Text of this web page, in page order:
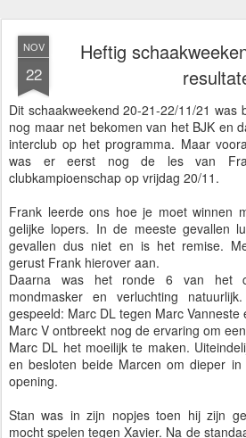
NOV
22
Heftig
Dit schaakweekend 20-21-22/11/21 was
nog maar net bekomen van het BJK en
interclub op het programma. Maar
was er eerst nog de les van
clubkampioenschap op vrijdag 20/11.
Frank leerde ons hoe je moet winnen
gelijke lopers. In de meeste gevallen
gevallen dus niet en is het remise.
gerust Frank hierover aan.
Daarna was het ronde 6 van het
mondmasker en verluchting
gespeeld: Marc DL tegen Marc Vanneste
Marc V ontbreekt nog de ervaring om
Marc DL het moeilijk te maken.
en besloten beide Marcen om dieper
opening.
Stan was in zijn nopjes toen hij zijn
mocht spelen tegen Xavier. Na de